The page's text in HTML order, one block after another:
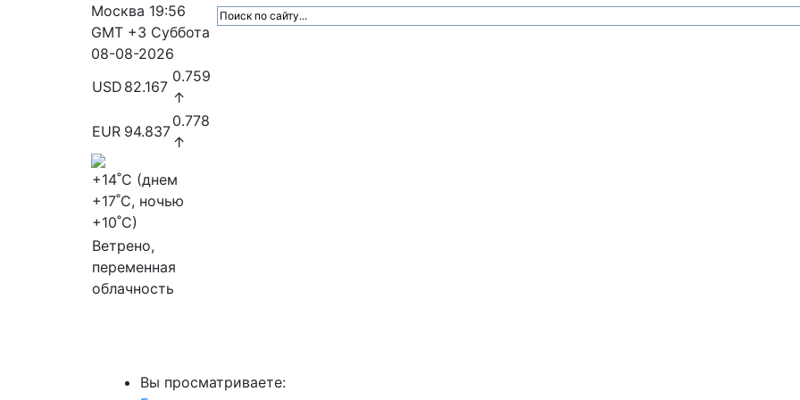
Москва 19:56
GMT +3 Суббота
08-08-2026
USD 82.167
0.759
↑
EUR 94.837
0.778
↑
+14˚C (днем
+17˚C, ночью
+10˚C)
Ветрено,
переменная
облачность
Вы просматриваете: